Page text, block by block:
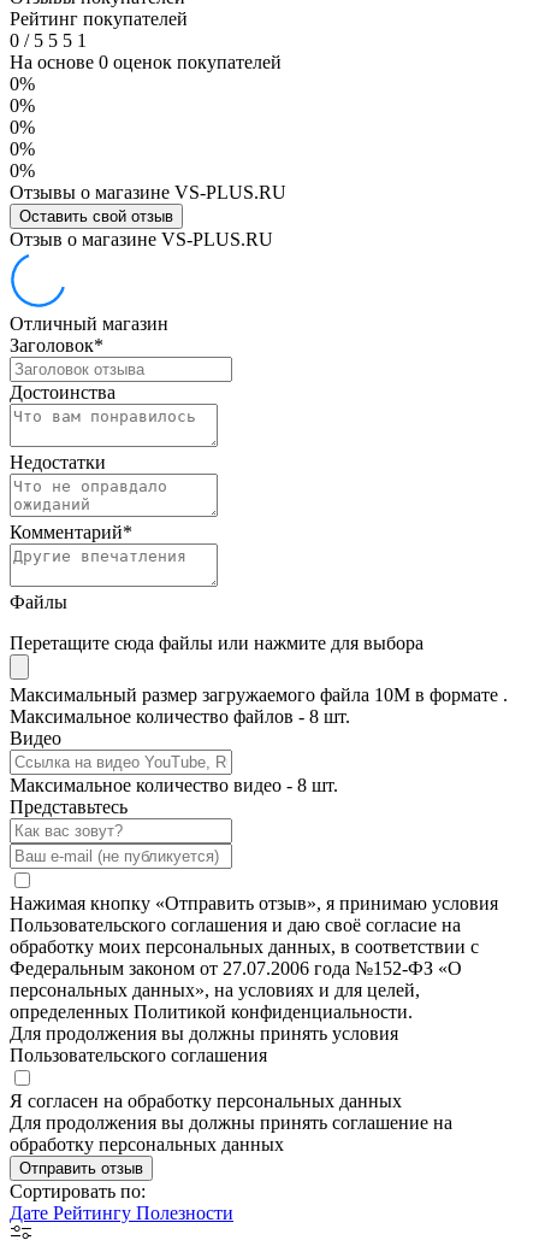
Рейтинг покупателей
0 /5 5 5 1
На основе 0 оценок покупателей
0%
0%
0%
0%
0%
Отзывы о магазине VS-PLUS.RU
Оставить свой отзыв
Отзыв о магазине VS-PLUS.RU
Отличный магазин
Заголовок*
Достоинства
Недостатки
Комментарий*
Файлы
Перетащите сюда файлы или нажмите для выбора
Максимальный размер загружаемого файла 10M в формате .
Максимальное количество файлов - 8 шт.
Видео
Максимальное количество видео - 8 шт.
Представьтесь
Нажимая кнопку «Отправить отзыв», я принимаю условия
Пользовательского соглашения и даю своё согласие на
обработку моих персональных данных, в соответствии с
Федеральным законом от 27.07.2006 года №152-ФЗ «О
персональных данных», на условиях и для целей,
определенных Политикой конфиденциальности.
Для продолжения вы должны принять условия
Пользовательского соглашения
Я согласен на обработку персональных данных
Для продолжения вы должны принять соглашение на
обработку персональных данных
Отправить отзыв
Сортировать по:
Дате Рейтингу Полезности